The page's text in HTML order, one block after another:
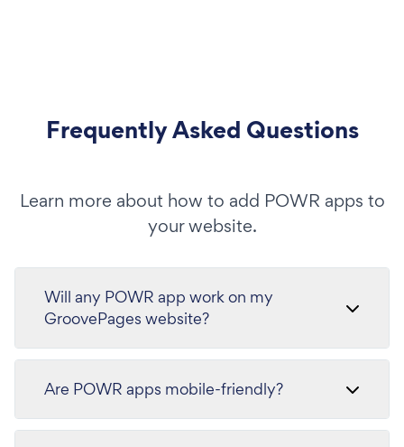
Frequently Asked Questions
Learn more about how to add POWR apps to
your website.
Will any POWR app work on my
GroovePages website?
Are POWR apps mobile-friendly?